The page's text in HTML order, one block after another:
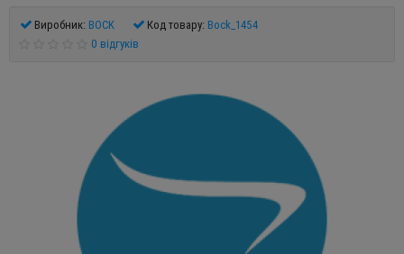
Виробник: BOCK Код товару: Bock_1454
0 відгуків